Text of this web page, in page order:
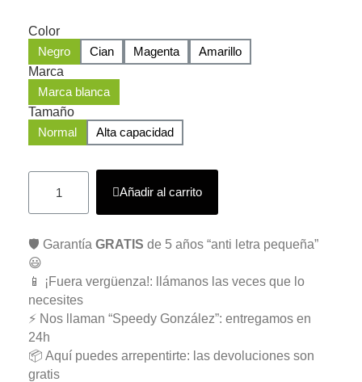
Color
Negro
Cian Magenta
Amarillo
Marca
Marca blanca
Tamaño
Normal
Alta capacidad
Añadir al carrito
🛡️ Garantía GRATIS de 5 años “anti letra pequeña”
😃
📱 ¡Fuera vergüenza!: llámanos las veces que lo
necesites
⚡ Nos llaman “Speedy González”: entregamos en
24h
📦 Aquí puedes arrepentirte: las devoluciones son
gratis